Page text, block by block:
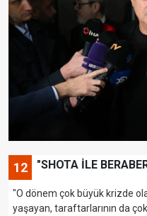
12 "SHOTA İLE
"O dönem çok büyük krizde
yaşayan, taraftarlarının da